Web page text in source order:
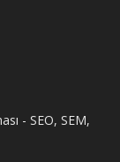
- SEO, SEM,